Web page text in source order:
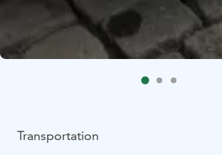
Transportation